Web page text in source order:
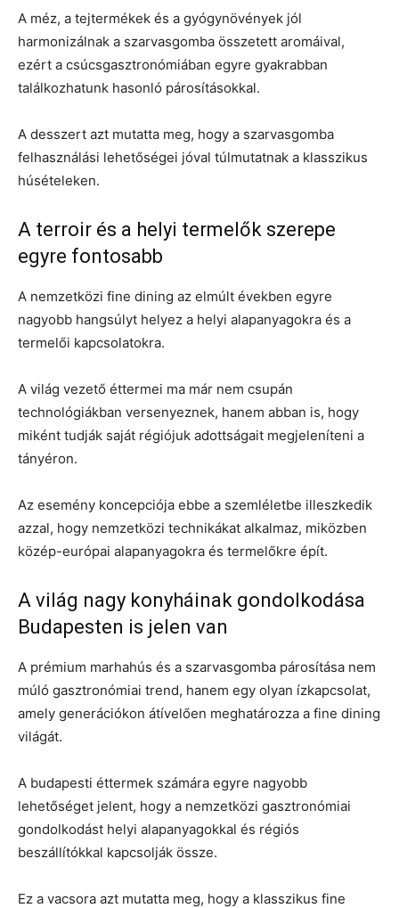
A méz, a tejtermékek és a gyógynövények jól
harmonizálnak a szarvasgomba összetett aromáival,
ezért a csúcsgasztronómiában egyre gyakrabban
találkozhatunk hasonló párosításokkal.
A desszert azt mutatta meg, hogy a szarvasgomba
felhasználási lehetőségei jóval túlmutatnak a klasszikus
húsételeken.
A terroir és a helyi termelők szerepe
egyre fontosabb
A nemzetközi fine dining az elmúlt években egyre
nagyobb hangsúlyt helyez a helyi alapanyagokra és a
termelői kapcsolatokra.
A világ vezető éttermei ma már nem csupán
technológiákban versenyeznek, hanem abban is, hogy
miként tudják saját régiójuk adottságait megjeleníteni a
tányéron.
Az esemény koncepciója ebbe a szemléletbe illeszkedik
azzal, hogy nemzetközi technikákat alkalmaz, miközben
közép-európai alapanyagokra és termelőkre épít.
A világ nagy konyháinak gondolkodása
Budapesten is jelen van
A prémium marhahús és a szarvasgomba párosítása nem
múló gasztronómiai trend, hanem egy olyan ízkapcsolat,
amely generációkon átívelően meghatározza a fine dining
világát.
A budapesti éttermek számára egyre nagyobb
lehetőséget jelent, hogy a nemzetközi gasztronómiai
gondolkodást helyi alapanyagokkal és régiós
beszállítókkal kapcsolják össze.
Ez a vacsora azt mutatta meg, hogy a klasszikus fine